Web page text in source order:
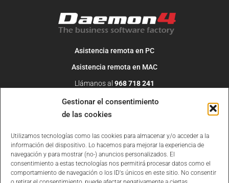
Gestionar el consentimiento
de las cookies
Utilizamos tecnologías como las cookies para almacenar y/o acceder a la
información del dispositivo. Lo hacemos para mejorar la experiencia de
navegación y para mostrar (no-) anuncios personalizados. El
consentimiento a estas tecnologías nos permitirá procesar datos como el
comportamiento de navegación o los ID's únicos en este sitio. No consentir
Asistencia remota en PC
Asistencia remota en MAC
Llámanos al 968 718 241